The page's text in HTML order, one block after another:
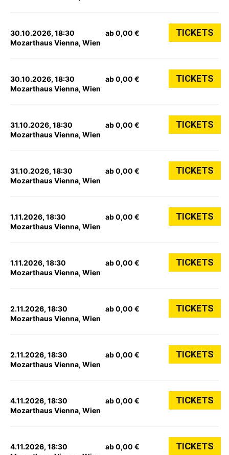
30.10.2026, 18:30
Mozarthaus Vienna, Wien
ab 0,00 € TICKETS
30.10.2026, 18:30
Mozarthaus Vienna, Wien
ab 0,00 € TICKETS
31.10.2026, 18:30
Mozarthaus Vienna, Wien
ab 0,00 € TICKETS
31.10.2026, 18:30
Mozarthaus Vienna, Wien
ab 0,00 € TICKETS
1.11.2026, 18:30
Mozarthaus Vienna, Wien
ab 0,00 € TICKETS
1.11.2026, 18:30
Mozarthaus Vienna, Wien
ab 0,00 € TICKETS
2.11.2026, 18:30
Mozarthaus Vienna, Wien
ab 0,00 € TICKETS
2.11.2026, 18:30
Mozarthaus Vienna, Wien
ab 0,00 € TICKETS
4.11.2026, 18:30
Mozarthaus Vienna, Wien
ab 0,00 € TICKETS
4.11.2026, 18:30
ab 0,00 € TICKETS